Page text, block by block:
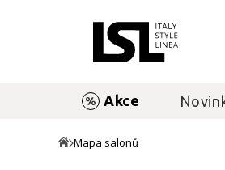
Akce
Mapa salonů